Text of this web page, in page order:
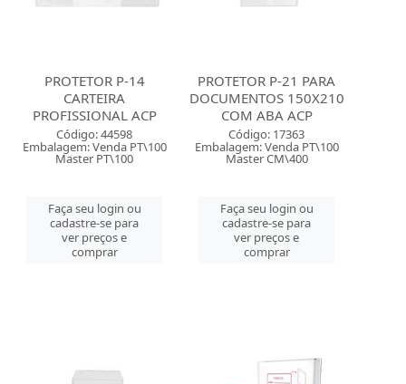
PROTETOR P-14
CARTEIRA
PROFISSIONAL ACP
Código: 44598
Embalagem: Venda PT\100
Master PT\100
Faça seu login ou
cadastre-se para
ver preços e
comprar
PROTETOR P-21 PARA
DOCUMENTOS 150X210
COM ABA ACP
Código: 17363
Embalagem: Venda PT\100
Master CM\400
Faça seu login ou
cadastre-se para
ver preços e
comprar